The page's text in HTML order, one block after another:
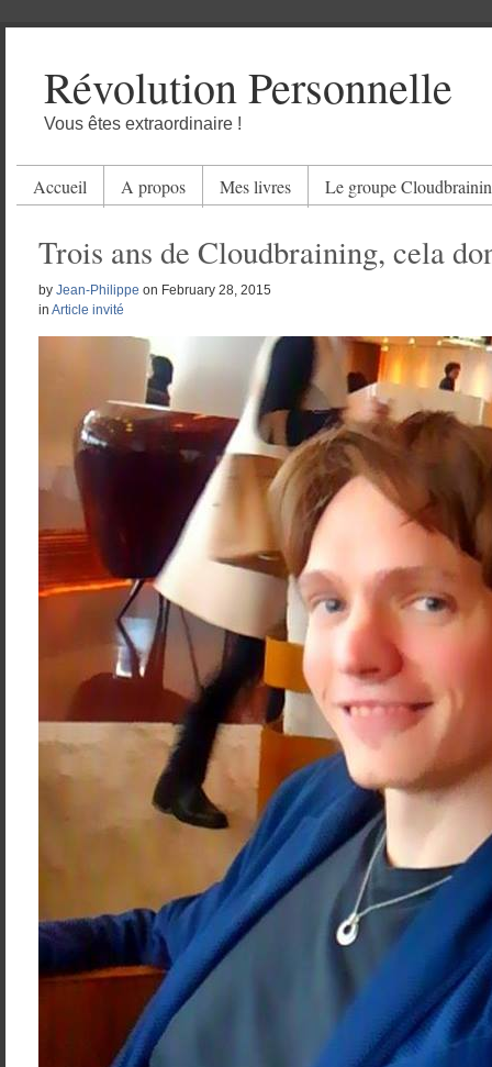
Révolution Personnelle
Vous êtes extraordinaire !
Accueil A propos Mes livres Le groupe
Trois ans de Cloudbraining, cela
by Jean-Philippe on February 28, 2015
in Article invité